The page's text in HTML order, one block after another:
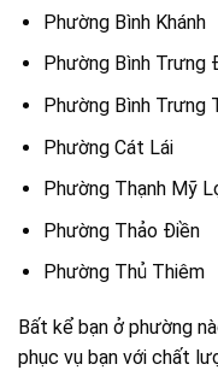
Phường Bình Khánh
Phường Bình Trưng
Phường Bình Trưng
Phường Cát Lái
Phường Thạnh Mỹ
Phường Thảo Điền
Phường Thủ Thiêm
Bất kể bạn ở phường
phục vụ bạn với chất